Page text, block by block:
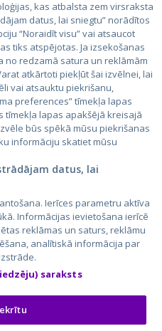
CVbankas.lt
Kainos.lt
Paslaugos.lt
auto24.ee
Osta.ee
KuldneBörs.ee
kas atbalsta zem virsraksta
datus, lai sniegtu” norādītos
“Noraidīt visu” vai atsaucot
tiks atspējotas. Ja izsekošanas
no redzamā satura un reklāmām
atkārtoti piekļūt šai izvēlnei, lai
vai atsauktu piekrišanu,
preferences” tīmekļa lapas
tīmekļa lapas apakšējā kreisajā
būs spēkā mūsu piekrišanas
informāciju skatiet mūsu
datus, lai
Ierīces parametru aktīva
Informācijas ievietošana ierīcē
reklāmas un saturs, reklāmu
analītiskā informācija par
saraksts